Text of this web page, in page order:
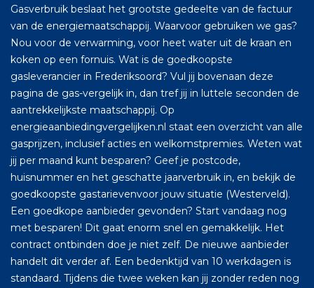
Gasverbruik beslaat het grootste gedeelte van de factuur
van de energiemaatschappij. Waarvoor gebruiken we gas?
Nou voor de verwarming, voor heet water uit de kraan en
koken op een fornuis. Wat is de goedkoopste
gasleverancier in Frederiksoord? Vul jij bovenaan deze
pagina de gas-vergelijk in, dan tref jij in luttele seconden de
aantrekkelijkste maatschappij. Op
energieaanbiedingvergelijken.nl staat een overzicht van alle
gasprijzen, inclusief acties en welkomstpremies. Weten wat
jij per maand kunt besparen? Geef je postcode,
huisnummer en het geschatte jaarverbruik in, en bekijk de
goedkoopste gastarievenvoor jouw situatie (Westerveld).
Een goedkope aanbieder gevonden? Start vandaag nog
met besparen! Dit gaat enorm snel en gemakkelijk. Het
contract ontbinden doe je niet zelf. De nieuwe aanbieder
handelt dit verder af. Een bedenktijd van 10 werkdagen is
standaard. Tijdens die twee weken kan jij zonder reden nog